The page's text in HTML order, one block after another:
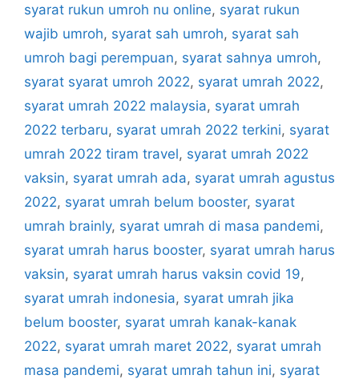
syarat rukun umroh nu online, syarat rukun
wajib umroh, syarat sah umroh, syarat sah
umroh bagi perempuan, syarat sahnya umroh,
syarat syarat umroh 2022, syarat umrah 2022,
syarat umrah 2022 malaysia, syarat umrah
2022 terbaru, syarat umrah 2022 terkini, syarat
umrah 2022 tiram travel, syarat umrah 2022
vaksin, syarat umrah ada, syarat umrah agustus
2022, syarat umrah belum booster, syarat
umrah brainly, syarat umrah di masa pandemi,
syarat umrah harus booster, syarat umrah harus
vaksin, syarat umrah harus vaksin covid 19,
syarat umrah indonesia, syarat umrah jika
belum booster, syarat umrah kanak-kanak
2022, syarat umrah maret 2022, syarat umrah
masa pandemi, syarat umrah tahun ini, syarat